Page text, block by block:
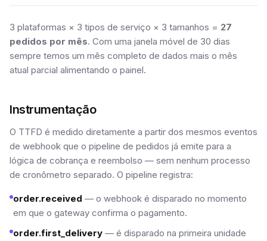
3 plataformas × 3 tipos de serviço × 3 tamanhos = 27
pedidos por mês. Com uma janela móvel de 30 dias
sempre temos um mês completo de dados mais o mês
atual parcial alimentando o painel.
Instrumentação
O TTFD é medido diretamente a partir dos mesmos eventos
de webhook que o pipeline de pedidos já emite para a
lógica de cobrança e reembolso — sem nenhum processo
de cronômetro separado. O pipeline registra:
order.received — o webhook é disparado no momento
em que o gateway confirma o pagamento.
order.first_delivery — é disparado na primeira unidade